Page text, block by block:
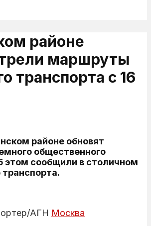
районе
маршруты
транспорта с 16
районе обновят
общественного
этом сообщили в столичном
АГН Москва